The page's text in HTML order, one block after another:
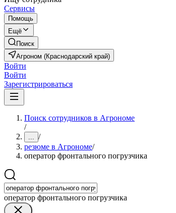
Сервисы
Помощь
Ещё
Поиск
Агроном (Краснодарский край)
Войти
Войти
Зарегистрироваться
Поиск сотрудников в Агрономе
/
... /
резюме в Агрономе/
оператор фронтального погрузчика
оператор фронтального погрузчика